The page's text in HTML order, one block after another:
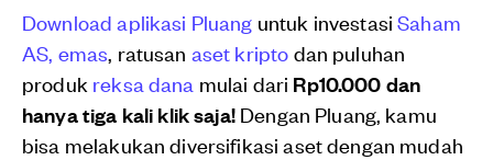
Download aplikasi Pluang untuk investasiSaham
AS, emas, ratusan aset kripto dan puluhan
produk reksa dana mulai dari Rp10.000 dan
hanya tiga kali klik saja!Dengan Pluang, kamu
bisa melakukan diversifikasi aset dengan mudah